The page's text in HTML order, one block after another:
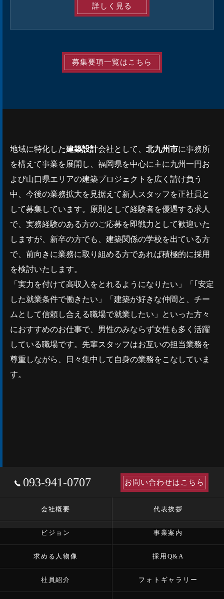
詳しく見る
募集要項一覧はこちら
地域に特化した建築設計会社として、 北九州市に事務所
を構えて事業を展開し、福岡県を中心に主に九州一円お
よび山口県エリアの建築プロジェクトを広く請け負う
中、今後の業務拡大を見据えて新人スタッフを正社員と
して募集しています。原則として経験者を優遇する求人
で、実務経験のある方のご応募を即戦力として歓迎いた
しますが、新卒の方でも、建築関係の学校を出ている方
で、前向きに業務に取り組める方であれば積極的に採用
を検討いたします。
「実力を付けて高収入をとれるようになりたい」「｢安定
した就業条件で働きたい」「建築が好きな仲間と、チー
ムとして信頼し合える職場で就業したい」といった方々
におすすめのお仕事で、男性のみならず女性も多く活躍
している職場です。先輩スタッフはお互いの担当業務を
尊重しながら、日々集中して自身の業務をこなしていま
す。
093-941-0707 お問い合わせはこちら
会社概要 代表挨拶
ビジョン 事業案内
求める人物像 採用Q&A
社員紹介 フォトギャラリー